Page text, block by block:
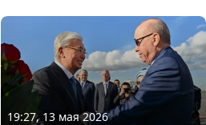
19:27, 13 мая 2026